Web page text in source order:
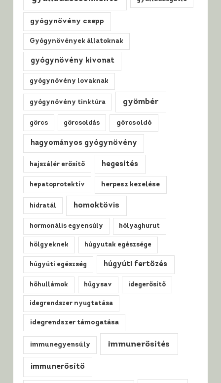
gyógynövény csepp
Gyógynövények állatoknak
gyógynövény kivonat
gyógynövény lovaknak
gyógynövény tinktúra gyömbér
görcs görcsoldás görcsoldó
hagyományos gyógynövény
hajszálér erősítő hegesítés
hepatoprotektív herpesz kezelése
hidratál homoktövis
hormonális egyensúly hólyaghurut
hölgyeknek húgyutak egészsége
húgyúti egészség húgyúti fertőzés
hőhullámok hűgysav idegerősítő
idegrendszer nyugtatása
idegrendszer támogatása
immunegyensúly immunerősítés
immunerősítő